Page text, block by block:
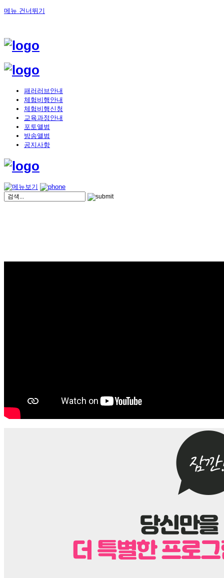
메뉴 건너뛰기
패러러브안내
체험비행안내
체험비행신청
교육과정안내
포토앨범
방송앨범
공지사항